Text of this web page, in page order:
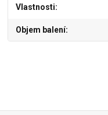
Vlastnosti
Objem balení